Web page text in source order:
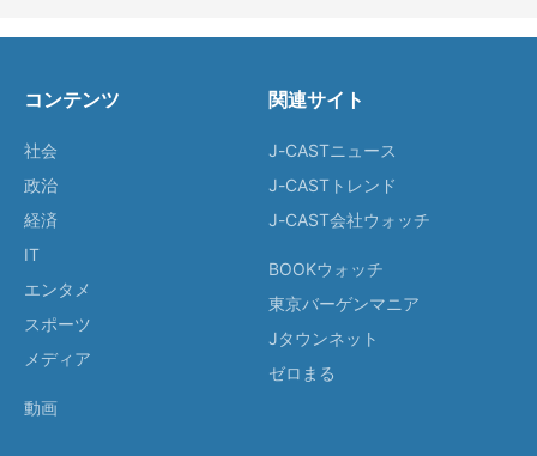
コンテンツ
社会
政治
経済
IT
エンタメ
スポーツ
メディア
動画
関連サイト
J-CASTニュース
J-CASTトレンド
J-CAST会社ウォッチ
BOOKウォッチ
東京バーゲンマニア
Jタウンネット
ゼロまる